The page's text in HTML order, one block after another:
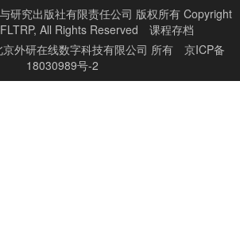
研究出版社有限责任公司 版权所有 Copyright
All Rights Reserved
课程存档
京外研在线数字科技有限公司 所有
京ICP备
18030989号-2